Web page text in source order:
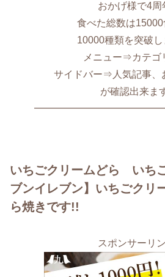
おかげ様で4周
食べた総数は15000
10000種類を突破し
メニュー⇒カテゴ
サイドバー⇒人気記事、
が確認出来ま
いちごクリームどら いち
ブンイレブン】いちごクリ
ら焼きです!!
スポンサーリ